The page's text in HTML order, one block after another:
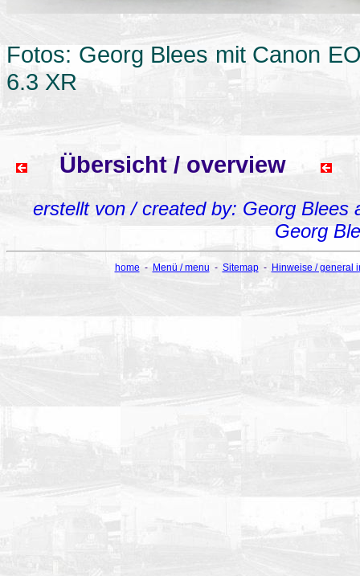
Fotos: Georg Blees mit Canon
6.3 XR
Übersicht / overview
erstellt von / created by: Georg Blees
Georg
home- Menü / menu - Sitemap- Hinweise / general